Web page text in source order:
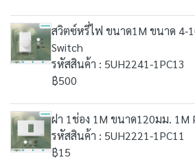
สวิตซ์หรี่ไฟ ขนาด1M ขนาด 4-
Switch
รหัสสินค้า : 5UH2241-1PC13
฿500
ฝา 1ช่อง 1M ขนาด120มม. 1M
รหัสสินค้า : 5UH2221-1PC11
฿15